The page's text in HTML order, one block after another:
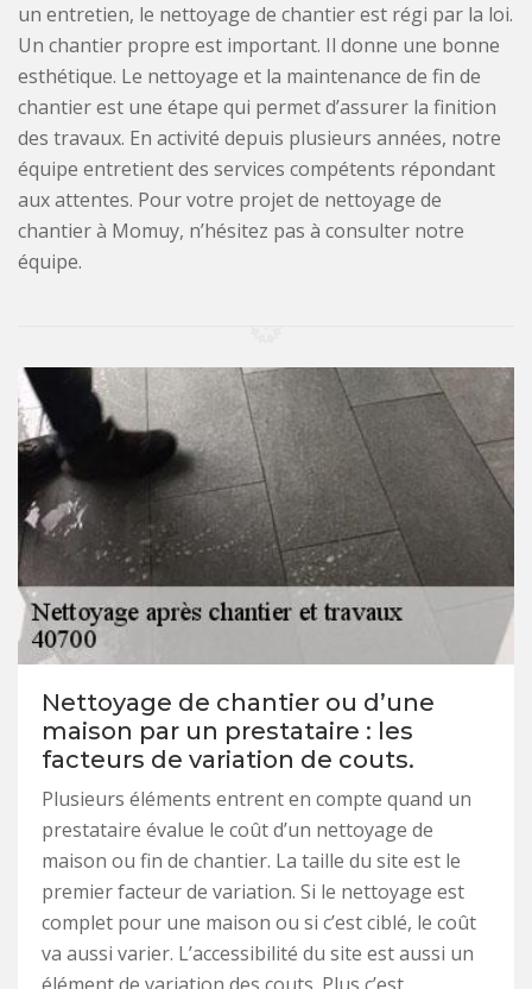
un entretien, le nettoyage de chantier est régi par la loi.
Un chantier propre est important. Il donne une bonne
esthétique. Le nettoyage et la maintenance de fin de
chantier est une étape qui permet d’assurer la finition
des travaux. En activité depuis plusieurs années, notre
équipe entretient des services compétents répondant
aux attentes. Pour votre projet de nettoyage de
chantier à Momuy, n’hésitez pas à consulter notre
équipe.
Nettoyage de chantier ou d’une
maison par un prestataire : les
facteurs de variation de couts.
Plusieurs éléments entrent en compte quand un
prestataire évalue le coût d’un nettoyage de
maison ou fin de chantier. La taille du site est le
premier facteur de variation. Si le nettoyage est
complet pour une maison ou si c’est ciblé, le coût
va aussi varier. L’accessibilité du site est aussi un